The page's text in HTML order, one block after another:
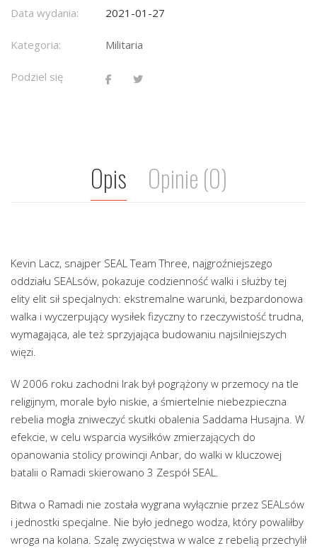
Data wydania: 2021-01-27
Kategoria: Militaria
Podziel się
Opis Opinie (0)
Kevin Lacz, snajper SEAL Team Three, najgroźniejszego
oddziału SEALsów, pokazuje codzienność walki i służby tej
elity elit sił specjalnych: ekstremalne warunki, bezpardonowa
walka i wyczerpujący wysiłek fizyczny to rzeczywistość trudna,
wymagająca, ale też sprzyjająca budowaniu najsilniejszych
więzi.
W 2006 roku zachodni Irak był pogrążony w przemocy na tle
religijnym, morale było niskie, a śmiertelnie niebezpieczna
rebelia mogła zniweczyć skutki obalenia Saddama Husajna. W
efekcie, w celu wsparcia wysiłków zmierzających do
opanowania stolicy prowincji Anbar, do walki w kluczowej
batalii o Ramadi skierowano 3 Zespół SEAL.
Bitwa o Ramadi nie została wygrana wyłącznie przez SEALsów
i jednostki specjalne. Nie było jednego wodza, który powaliłby
wroga na kolana. Szalę zwycięstwa w walce z rebelią przechylił